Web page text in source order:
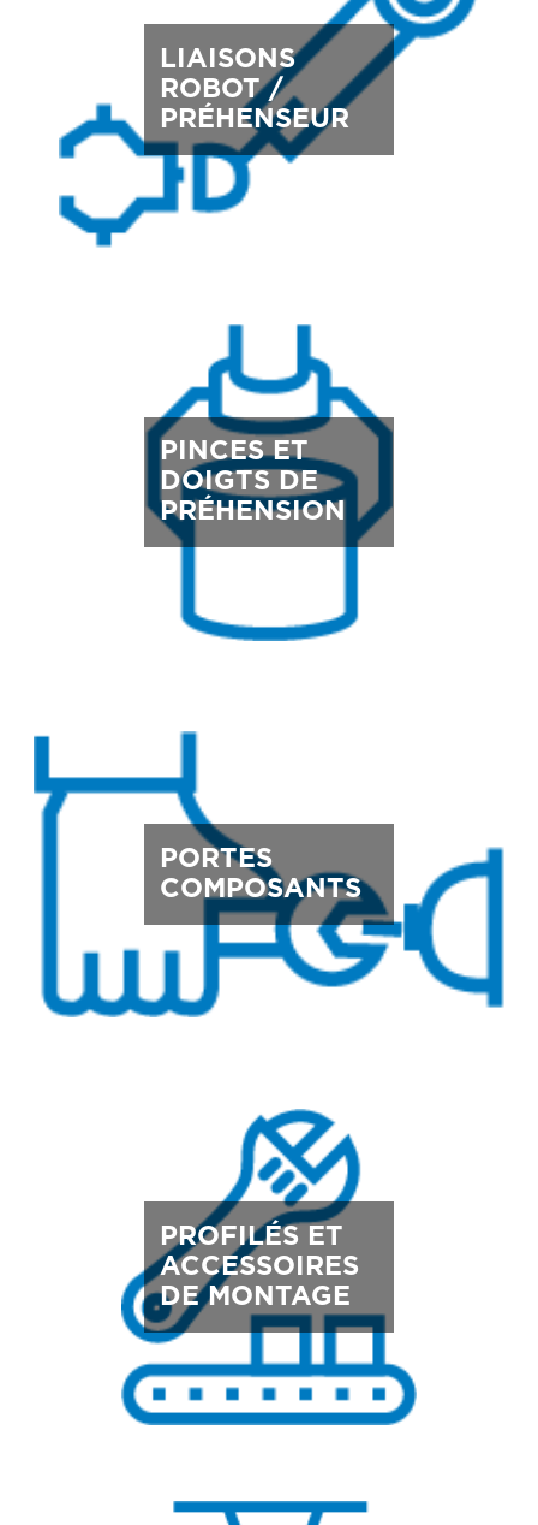
LIAISONS
ROBOT /
PRÉHENSEUR
PINCES ET
DOIGTS DE
PRÉHENSION
PORTES
COMPOSANTS
PROFILÉS ET
ACCESSOIRES
DE MONTAGE